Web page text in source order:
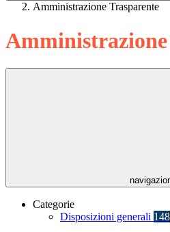
Amministrazione Trasparente
Categorie
Disposizioni generali 148